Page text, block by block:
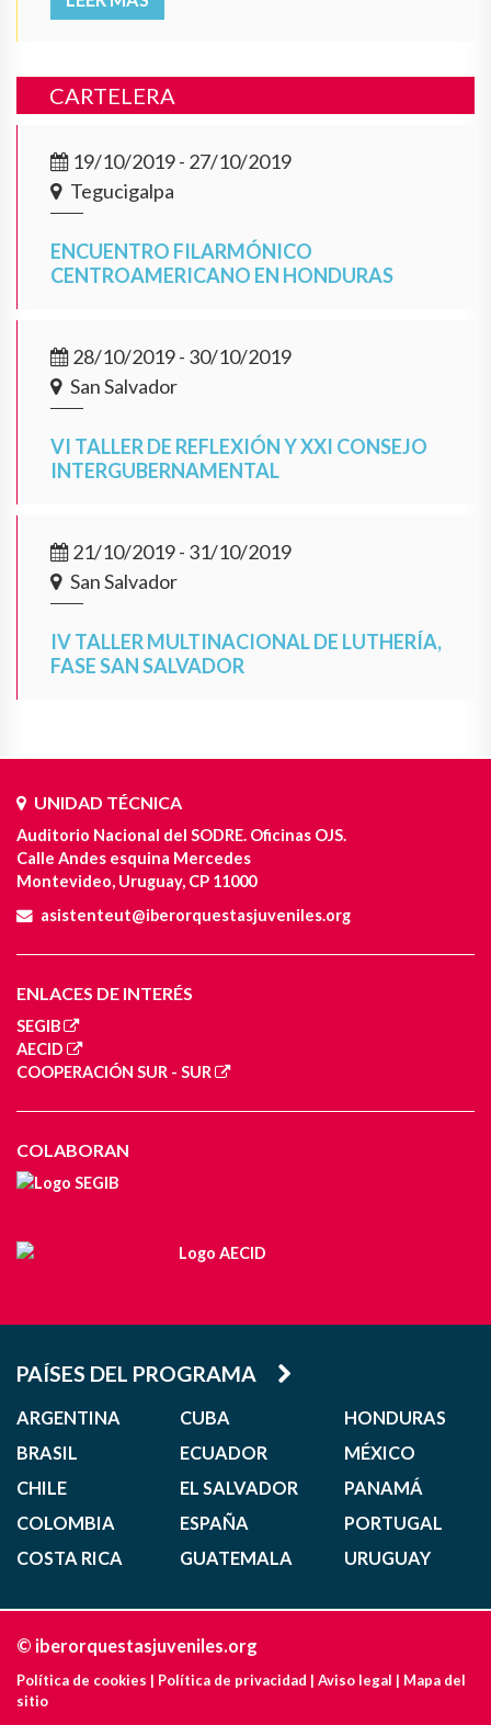
CARTELERA
19/10/2019 - 27/10/2019
Tegucigalpa
ENCUENTRO FILARMÓNICO
CENTROAMERICANO EN HONDURAS
28/10/2019 - 30/10/2019
San Salvador
VI TALLER DE REFLEXIÓN Y XXI CONSEJO
INTERGUBERNAMENTAL
21/10/2019 - 31/10/2019
San Salvador
IV TALLER MULTINACIONAL DE LUTHERÍA,
FASE SAN SALVADOR
UNIDAD TÉCNICA
Auditorio Nacional del SODRE. Oficinas OJS.
Calle Andes esquina Mercedes
Montevideo, Uruguay, CP 11000
asistenteut@iberorquestasjuveniles.org
ENLACES DE INTERÉS
SEGIB
AECID
COOPERACIÓN SUR - SUR
COLABORAN
PAÍSES DEL PROGRAMA
ARGENTINA
BRASIL
CHILE
COLOMBIA
COSTA RICA
CUBA
ECUADOR
EL SALVADOR
ESPAÑA
GUATEMALA
HONDURAS
MÉXICO
PANAMÁ
PORTUGAL
URUGUAY
© iberorquestasjuveniles.org
Política de cookies | Política de privacidad | Aviso legal | Mapa del
sitio